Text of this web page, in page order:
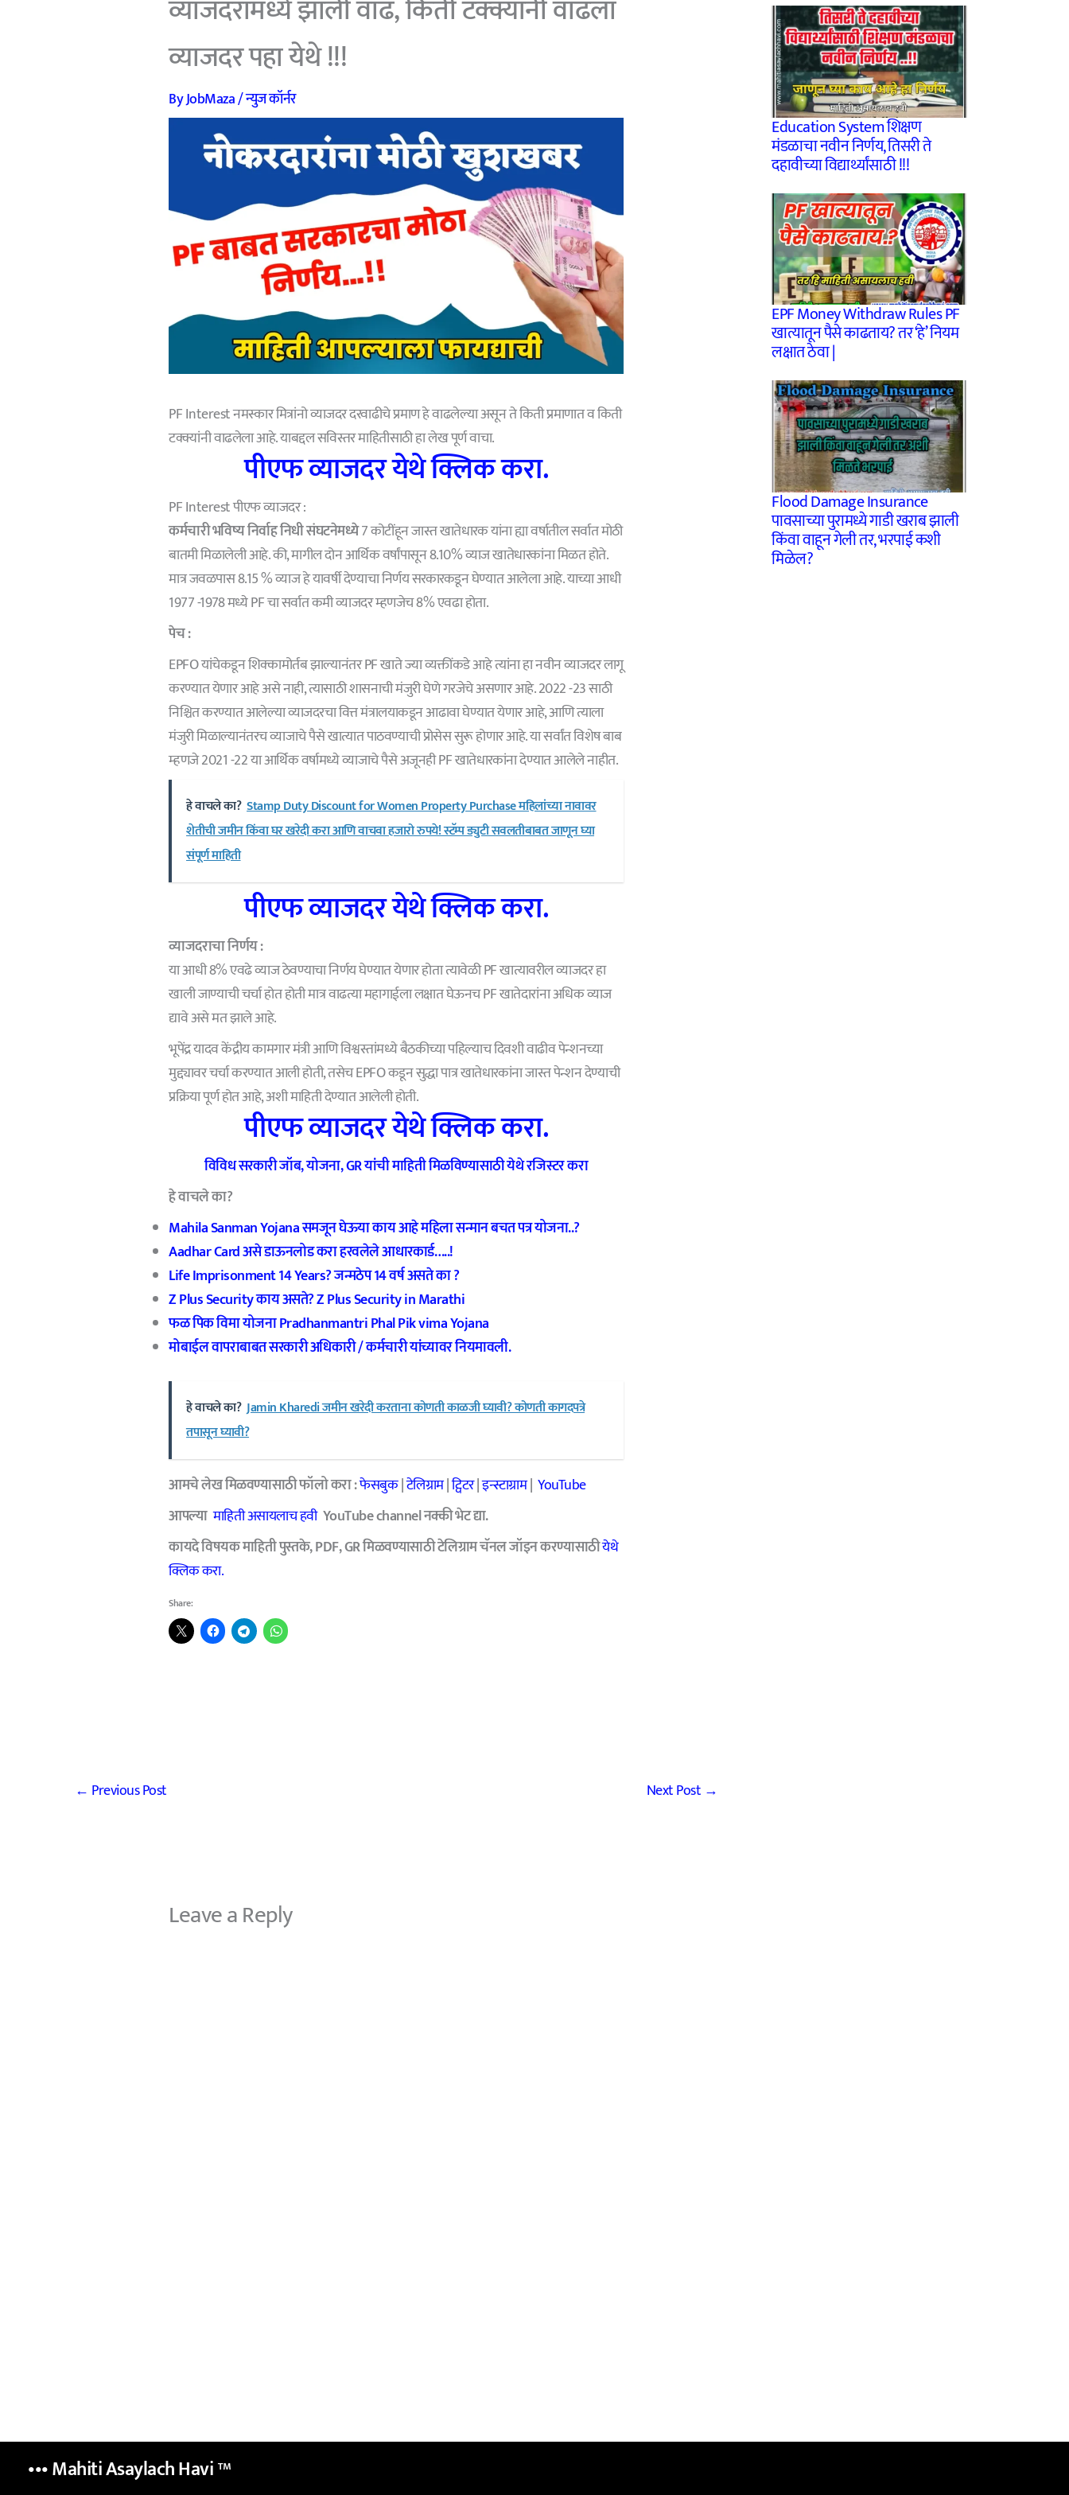
व्याजदरामध्ये झाली वाढ, किती टक्क्यांनी वाढला
व्याजदर पहा येथे !!!
ByJobMaza/न्युज कॉर्नर
PF Interest नमस्कार मित्रांनो व्याजदर दरवाढीचे प्रमाण हे वाढलेल्या असून ते किती प्रमाणात व किती
टक्क्यांनी वाढलेला आहे. याबद्दल सविस्तर माहितीसाठी हा लेख पूर्ण वाचा.
पीएफ व्याजदर येथे क्लिक करा.
PF Interest पीएफ व्याजदर :
कर्मचारी भविष्य निर्वाह निधी संघटनेमध्ये7 कोटींहून जास्त खातेधारक यांना ह्या वर्षातील सर्वात मोठी
बातमी मिळालेली आहे. की, मागील दोन आर्थिक वर्षांपासून 8.10% व्याज खातेधारकांना मिळत होते.
मात्र जवळपास 8.15 % व्याज हे यावर्षी देण्याचा निर्णय सरकारकडून घेण्यात आलेला आहे. याच्या आधी
1977 -1978 मध्ये PF चा सर्वात कमी व्याजदर म्हणजेच 8% एवढा होता.
पेच :
EPFO यांचेकडून शिक्कामोर्तब झाल्यानंतर PF खाते ज्या व्यक्तींकडे आहे त्यांना हा नवीन व्याजदर लागू
करण्यात येणार आहे असे नाही, त्यासाठी शासनाची मंजुरी घेणे गरजेचे असणार आहे. 2022 -23 साठी
निश्चित करण्यात आलेल्या व्याजदरचा वित्त मंत्रालयाकडून आढावा घेण्यात येणार आहे, आणि त्याला
मंजुरी मिळाल्यानंतरच व्याजाचे पैसे खात्यात पाठवण्याची प्रोसेस सुरू होणार आहे. या सर्वांत विशेष बाब
म्हणजे 2021 -22 या आर्थिक वर्षामध्ये व्याजाचे पैसे अजूनही PF खातेधारकांना देण्यात आलेले नाहीत.
हे वाचले का? Stamp Duty Discount for Women Property Purchase महिलांच्या नावावर
शेतीची जमीन किंवा घर खरेदी करा आणि वाचवा हजारो रुपये! स्टॅम्प ड्युटी सवलतीबाबत जाणून घ्या
संपूर्ण माहिती
पीएफ व्याजदर येथे क्लिक करा.
व्याजदराचा निर्णय :
या आधी 8% एवढे व्याज ठेवण्याचा निर्णय घेण्यात येणार होता त्यावेळी PF खात्यावरील व्याजदर हा
खाली जाण्याची चर्चा होत होती मात्र वाढत्या महागाईला लक्षात घेऊनच PF खातेदारांना अधिक व्याज
द्यावे असे मत झाले आहे.
भूपेंद्र यादव केंद्रीय कामगार मंत्री आणि विश्वस्तांमध्ये बैठकीच्या पहिल्याच दिवशी वाढीव पेन्शनच्या
मुद्द्यावर चर्चा करण्यात आली होती, तसेच EPFO कडून सुद्धा पात्र खातेधारकांना जास्त पेन्शन देण्याची
प्रक्रिया पूर्ण होत आहे, अशी माहिती देण्यात आलेली होती.
पीएफ व्याजदर येथे क्लिक करा.
विविध सरकारी जॉब, योजना, GR यांची माहिती मिळविण्यासाठी येथे रजिस्टर करा
हे वाचले का?
Mahila Sanman Yojana समजून घेऊया काय आहे महिला सन्मान बचत पत्र योजना..?
Aadhar Card असे डाऊनलोड करा हरवलेले आधारकार्ड…..!
Life Imprisonment 14 Years? जन्मठेप 14 वर्ष असते का ?
Z Plus Security काय असते? Z Plus Security in Marathi
फळ पिक विमा योजना Pradhanmantri Phal Pik vima Yojana
मोबाईल वापराबाबत सरकारी अधिकारी / कर्मचारी यांच्यावर नियमावली.
हे वाचले का? Jamin Kharedi जमीन खरेदी करताना कोणती काळजी घ्यावी? कोणती कागदपत्रे
तपासून घ्यावी?
आमचे लेख मिळवण्यासाठी फॉलो करा :फेसबुक|टेलिग्राम|ट्विटर|इन्स्टाग्राम|YouTube
आपल्यामाहिती असायलाच हवी YouTube channel नक्की भेट द्या.
कायदे विषयक माहिती पुस्तके, PDF, GR मिळवण्यासाठी टेलिग्राम चॅनल जॉइन करण्यासाठीयेथे
क्लिक करा.
Share:
← Previous Post Next Post →
Leave a Reply
Education System शिक्षण
मंडळाचा नवीन निर्णय, तिसरी ते
दहावीच्या विद्यार्थ्यांसाठी !!!
EPF Money Withdraw Rules PF
खात्यातून पैसे काढताय? तर ‘हे’ नियम
लक्षात ठेवा |
Flood Damage Insurance
पावसाच्या पुरामध्ये गाडी खराब झाली
किंवा वाहून गेली तर, भरपाई कशी
मिळेल?
••• Mahiti Asaylach Havi™